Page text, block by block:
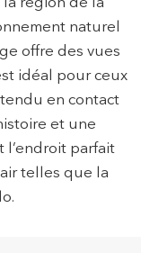
région de la
naturel
offre des vues
idéal pour ceux
en contact
et une
l’endroit parfait
telles que la
Toujours actif
collecter des
Si vous
navigateur,
sur son
qu'une telle